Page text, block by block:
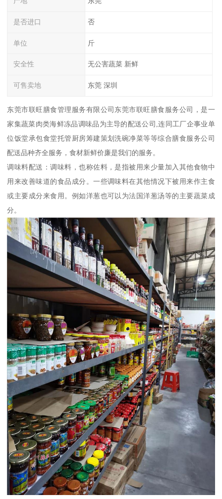
是否进口 否
单位 斤
安全性 无公害蔬菜 新鲜
可售卖地 东莞 深圳
东莞市联旺膳食管理服务有限公司东莞市联旺膳食服务公司，是一
家集蔬菜肉类海鲜冻品调味品为主导的配送公司,连同工厂企事业单
位饭堂承包食堂托管厨房筹建策划洗碗净菜等等综合膳食服务公司
配送品种齐全服务，食材新鲜价廉是我们的服务。
调味料配送：调味料，也称佐料，是指被用来少量加入其他食物中
用来改善味道的食品成分。一些调味料在其他情况下被用来作主食
或主要成分来食用。例如洋葱也可以为法国洋葱汤等的主要蔬菜成
分。